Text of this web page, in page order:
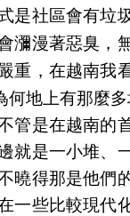
社區會有
漫著惡臭
，在越南
地上有那麼
是在越南
是一小堆、
得那是他
些比較現代